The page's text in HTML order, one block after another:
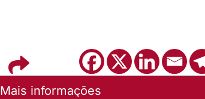
Mais informações